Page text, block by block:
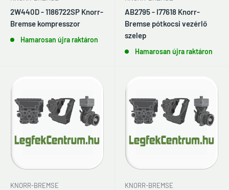
2W440D - 1186722SP Knorr-
Bremse kompresszor
Hamarosan újra raktáron
AB2795 - I77618 Knorr-
Bremse pótkocsi vezérlő
szelep
Hamarosan újra raktáron
KNORR-BREMSE KNORR-BREMSE